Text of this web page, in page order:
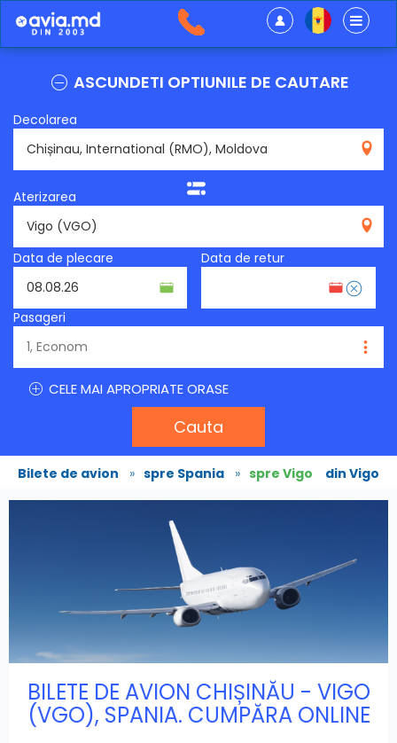
ASCUNDETI OPTIUNILE DE CAUTARE
Decolarea
Aterizarea
Data de plecare
Data de retur
Pasageri
CELE MAI APROPRIATE ORASE
Cauta
Bilete de avion » spre Spania » spre Vigo din Vigo
BILETE DE AVION CHIȘINĂU - VIGO
(VGO), SPANIA. CUMPĂRA ONLINE